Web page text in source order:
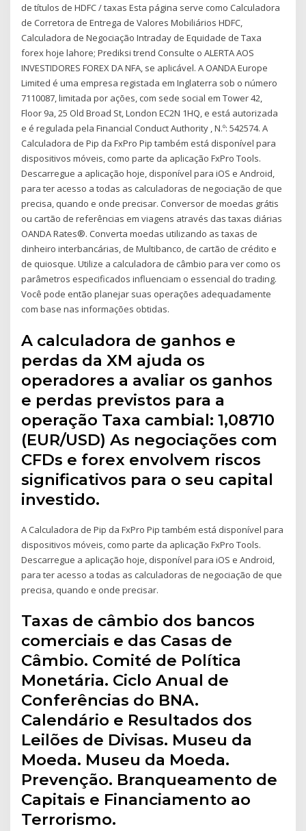
de títulos de HDFC / taxas Esta página serve como Calculadora
de Corretora de Entrega de Valores Mobiliários HDFC,
Calculadora de Negociação Intraday de Equidade de Taxa
forex hoje lahore; Prediksi trend Consulte o ALERTA AOS
INVESTIDORES FOREX DA NFA, se aplicável. A OANDA Europe
Limited é uma empresa registada em Inglaterra sob o número
7110087, limitada por ações, com sede social em Tower 42,
Floor 9a, 25 Old Broad St, London EC2N 1HQ, e está autorizada
e é regulada pela Financial Conduct Authority , N.º: 542574. A
Calculadora de Pip da FxPro Pip também está disponível para
dispositivos móveis, como parte da aplicação FxPro Tools.
Descarregue a aplicação hoje, disponível para iOS e Android,
para ter acesso a todas as calculadoras de negociação de que
precisa, quando e onde precisar. Conversor de moedas grátis
ou cartão de referências em viagens através das taxas diárias
OANDA Rates®. Converta moedas utilizando as taxas de
dinheiro interbancárias, de Multibanco, de cartão de crédito e
de quiosque. Utilize a calculadora de câmbio para ver como os
parâmetros especificados influenciam o essencial do trading.
Você pode então planejar suas operações adequadamente
com base nas informações obtidas.
A calculadora de ganhos e
perdas da XM ajuda os
operadores a avaliar os ganhos
e perdas previstos para a
operação Taxa cambial: 1,08710
(EUR/USD) As negociações com
CFDs e forex envolvem riscos
significativos para o seu capital
investido.
A Calculadora de Pip da FxPro Pip também está disponível para
dispositivos móveis, como parte da aplicação FxPro Tools.
Descarregue a aplicação hoje, disponível para iOS e Android,
para ter acesso a todas as calculadoras de negociação de que
precisa, quando e onde precisar.
Taxas de câmbio dos bancos
comerciais e das Casas de
Câmbio. Comité de Política
Monetária. Ciclo Anual de
Conferências do BNA.
Calendário e Resultados dos
Leilões de Divisas. Museu da
Moeda. Museu da Moeda.
Prevenção. Branqueamento de
Capitais e Financiamento ao
Terrorismo.